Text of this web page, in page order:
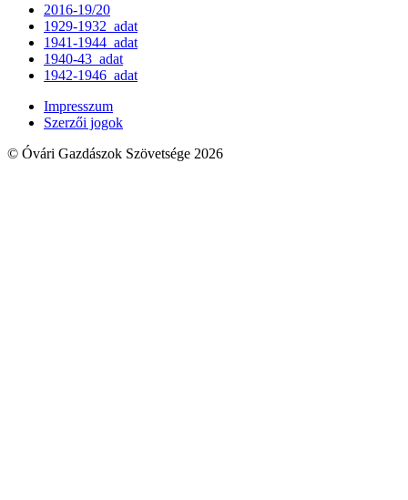
2016-19/20
1929-1932_adat
1941-1944_adat
1940-43_adat
1942-1946_adat
Impresszum
Szerzői jogok
© Óvári Gazdászok Szövetsége 2026